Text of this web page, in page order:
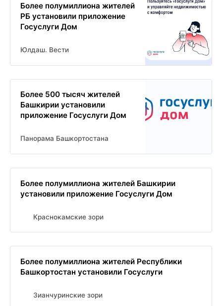
Более полумиллиона жителей
РБ установили приложение
Госуслуги Дом
Юлдаш. Вести
Более 500 тысяч жителей
Башкирии установили
приложение Госуслуги Дом
Панорама Башкортостана
Более полумиллиона жителей Башкирии
установили приложение Госуслуги Дом
Краснокамские зори
Более полумиллиона жителей Республики
Башкортостан установили Госуслуги
Зианчуринские зори